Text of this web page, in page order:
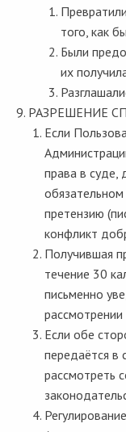
того, как
Были
их
РАЗРЕШЕНИЕ
Если
права в суде,
претензию
конфликт
Получившая
течение 30
письменно
Если обе
передаётся в
рассмотреть